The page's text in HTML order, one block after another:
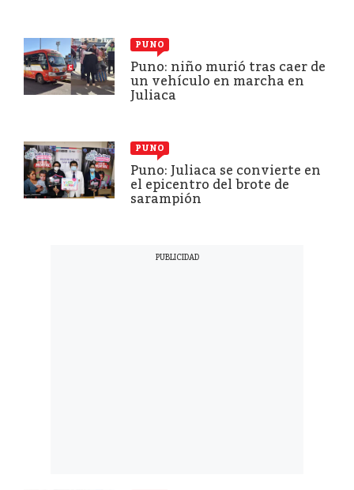
PUNO
Puno: niño murió tras caer de
un vehículo en marcha en
Juliaca
PUNO
Puno: Juliaca se convierte en
el epicentro del brote de
sarampión